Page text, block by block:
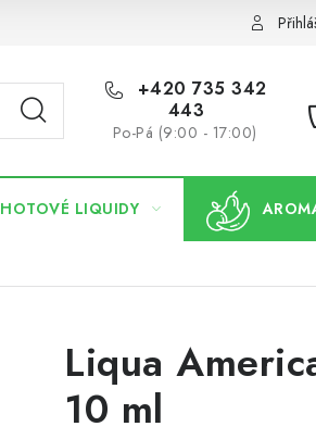
+420 735 342
443
Po-Pá (9:00 - 17:00)
HOTOVÉ LIQUIDY
Liqua
10 ml